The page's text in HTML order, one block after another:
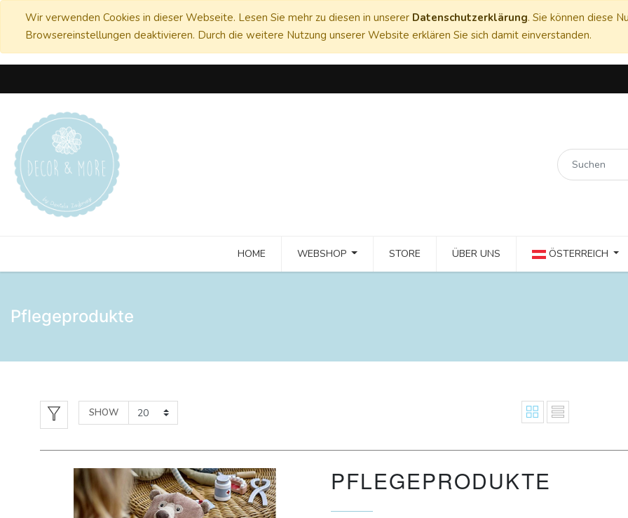
Wir verwenden Cookies in dieser Webseite. Lesen Sie mehr zu diesen in unserer Datenschutzerklärung. Sie können diese
Browsereinstellungen deaktivieren. Durch die weitere Nutzung unserer Website erklären Sie sich damit einverstanden.
HOME WEBSHOP STORE ÜBER UNS ÖSTERREICH
Pflegeprodukte
SHOW
PFLEGEPRODUKTE